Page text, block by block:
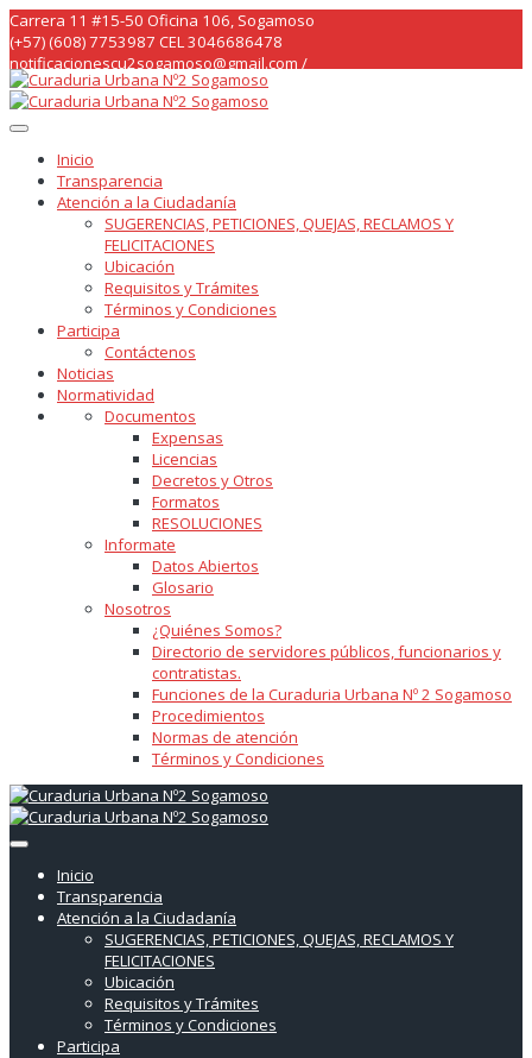
Skip
to
content
Carrera 11 #15-50 Oficina 106, Sogamoso
(+57) (608) 7753987 CEL 3046686478
notificacionescu2sogamoso@gmail.com /
curaduria2sogamoso@gmail.com /
Inicio
Transparencia
Atención a la Ciudadanía
SUGERENCIAS, PETICIONES, QUEJAS, RECLAMOS Y
FELICITACIONES
Ubicación
Requisitos y Trámites
Términos y Condiciones
Participa
Contáctenos
Noticias
Normatividad
Documentos
Expensas
Licencias
Decretos y Otros
Formatos
RESOLUCIONES
Informate
Datos Abiertos
Glosario
Nosotros
¿Quiénes Somos?
Directorio de servidores públicos, funcionarios y
contratistas.
Funciones de la Curaduria Urbana Nº 2 Sogamoso
Procedimientos
Normas de atención
Términos y Condiciones
Inicio
Transparencia
Atención a la Ciudadanía
SUGERENCIAS, PETICIONES, QUEJAS, RECLAMOS Y
FELICITACIONES
Ubicación
Requisitos y Trámites
Términos y Condiciones
Participa